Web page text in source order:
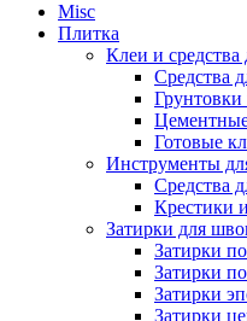
Misc
Плитка
Клеи и средства
Средства
Готовые
Инструменты
Средства
Крестики
Затирки для
Затирки
Затирки
Затирки
Затирки